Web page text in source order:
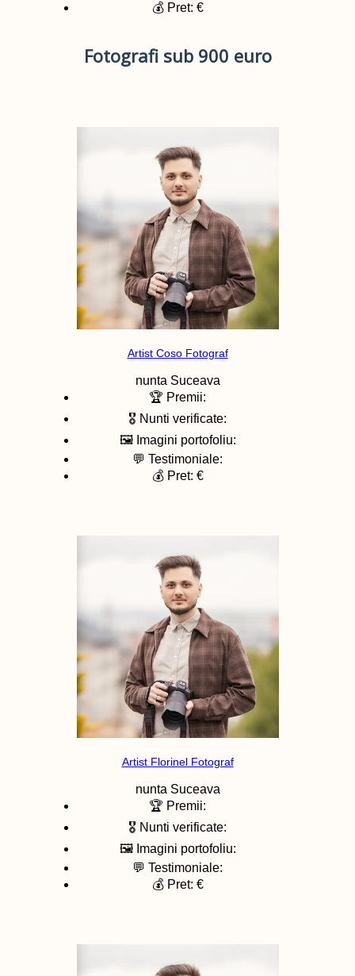
💰 Pret: €
Fotografi sub 900 euro
Artist Coso Fotograf
nunta Suceava
🏆 Premii:
🎖️ Nunti verificate:
🖼️ Imagini portofoliu:
💬 Testimoniale:
💰 Pret: €
Artist Florinel Fotograf
nunta Suceava
🏆 Premii:
🎖️ Nunti verificate:
🖼️ Imagini portofoliu:
💬 Testimoniale:
💰 Pret: €